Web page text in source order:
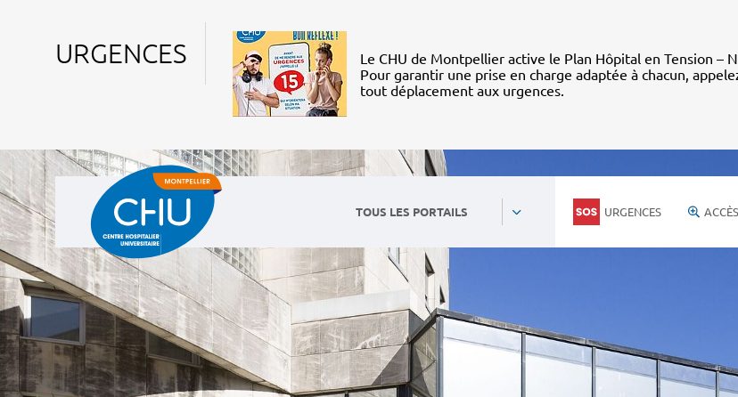
URGENCES
Le CHU de Montpellier active le Plan Hôpital en Tension –
Pour garantir une prise en charge adaptée à chacun,
tout déplacement aux urgences.
TOUS LES PORTAILS URGENCES